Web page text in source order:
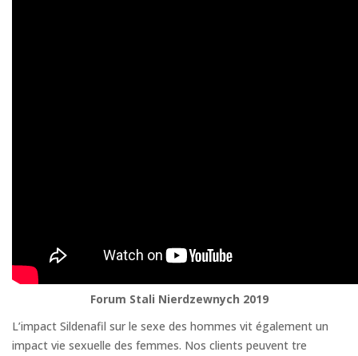
Forum Stali Nierdzewnych 2019
L’impact Sildenafil sur le sexe des hommes vit également un
impact vie sexuelle des femmes. Nos clients peuvent tre